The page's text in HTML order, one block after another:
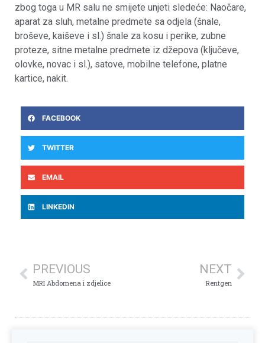
zbog toga u MR salu ne smijete unjeti sledeće: Naočare,
aparat za sluh, metalne predmete sa odjela (šnale,
broševe, kaiševe i sl.) šnale za kosu i perike, zubne
proteze, sitne metalne predmete iz džepova (ključeve,
olovke, novac i sl.), satove, mobilne telefone, platne
kartice, nakit.
FACEBOOK
TWITTER
EMAIL
LINKEDIN
PREVIOUS
MRI Abdomena i zdjelice
NEXT
Rentgen